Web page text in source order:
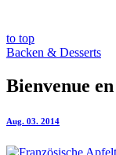
to top
Backen & Desserts
Bienvenue
Aug. 03. 2014